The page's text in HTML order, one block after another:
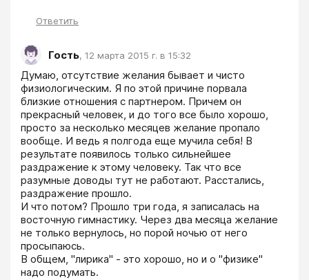
Ответить
Гость, 12 марта 2015 г. в 15:32
Думаю, отсутствие желания бывает и чисто
физиологическим. Я по этой причине порвала
близкие отношения с партнером. Причем он
прекрасный человек, и до того все было хорошо,
просто за несколько месяцев желание пропало
вообще. И ведь я полгода еще мучила себя! В
результате появилось только сильнейшее
раздражение к этому человеку. Так что все
разумные доводы тут не работают. Расстались,
раздражение прошло.
И что потом? Прошло три года, я записалась на
восточную гимнастику. Через два месяца желание
не только вернулось, но порой ночью от него
просыпаюсь.
В общем, "лирика" - это хорошо, но и о "физике"
надо подумать.